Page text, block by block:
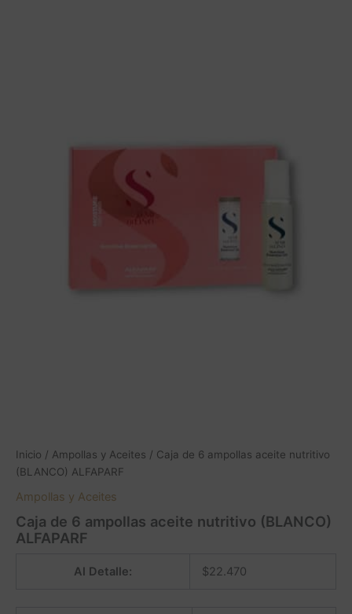
Inicio / Ampollas y Aceites / Caja de 6 ampollas aceite nutritivo
(BLANCO) ALFAPARF
Ampollas y Aceites
Caja de 6 ampollas aceite nutritivo (BLANCO)
ALFAPARF
Al Detalle: $22.470